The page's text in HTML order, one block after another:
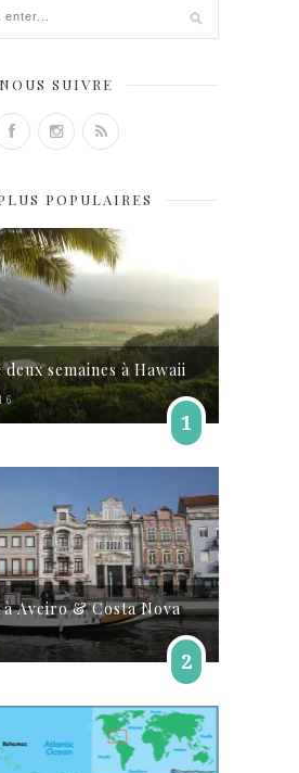
NOUS SUIVRE
POPULAIRES
semaines à Hawaii
1
Aveiro & Costa Nova
2